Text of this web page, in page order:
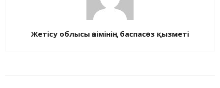
Жетісу облысы әкімінің баспасөз қызметі